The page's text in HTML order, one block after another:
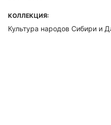
КОЛЛЕКЦИЯ:
Культура народов Сибири и